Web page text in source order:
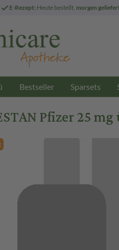
E-Rezept: Heute bestellt, morgen
Bestseller Sparsets
Pfizer 25